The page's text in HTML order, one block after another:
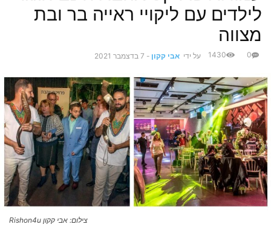
לילדים עם ליקויי ראייה בר ובת
מצווה
על ידי אבי קקון - 7 בדצמבר 2021 0
1430
צילום: אבי קקון Rishon4u